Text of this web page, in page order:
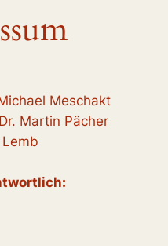
Meschakt
Martin Pächer